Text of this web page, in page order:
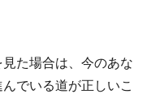
た場合は、今のあな
でいる道が正しいこ